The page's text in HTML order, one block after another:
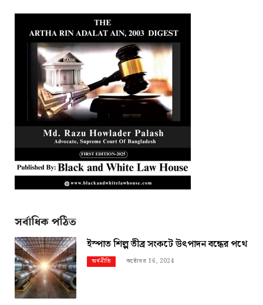
সর্বাধিক পঠিত
ইস্পাত শিল্প তীব্র সংকটে উৎপাদন বন্ধের পথে
অর্থনীতি অক্টোবর 16, 2024